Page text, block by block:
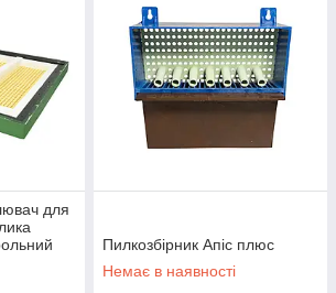
для
Пилкозбірник Апіс плюс
Немає в наявності